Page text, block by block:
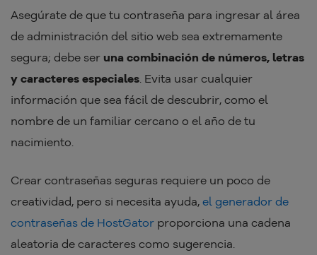
Asegúrate de que tu contraseña para ingresar al área
de administración del sitio web sea extremamente
segura; debe ser una combinación de números, letras
y caracteres especiales . Evita usar cualquier
información que sea fácil de descubrir, como el
nombre de un familiar cercano o el año de tu
nacimiento.
Crear contraseñas seguras requiere un poco de
creatividad, pero si necesita ayuda, el generador de
contraseñas de HostGator proporciona una cadena
aleatoria de caracteres como sugerencia.